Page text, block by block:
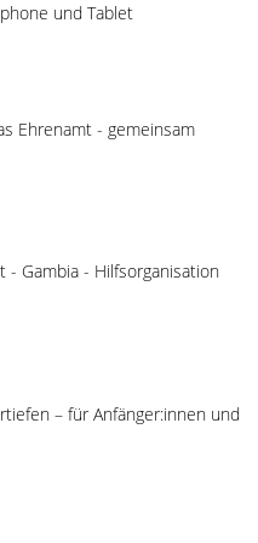
und Tablet
Ehrenamt - gemeinsam
- Gambia - Hilfsorganisation
– für Anfänger:innen und